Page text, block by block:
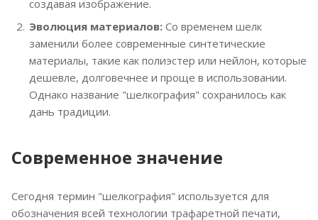
создавая изображение.
Эволюция материалов: Со временем шелк
заменили более современные синтетические
материалы, такие как полиэстер или нейлон, которые
дешевле, долговечнее и проще в использовании.
Однако название "шелкография" сохранилось как
дань традиции.
Современное значение
Сегодня термин "шелкография" используется для
обозначения всей технологии трафаретной печати,